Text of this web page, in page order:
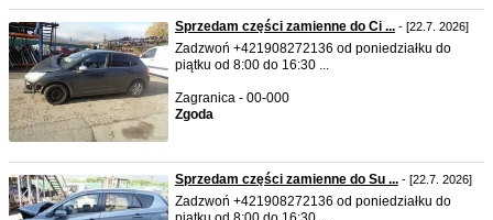
Sprzedam części zamienne do Ci ... - [22.7. 2026]
Zadzwoń +421908272136 od poniedziałku do
piątku od 8:00 do 16:30 ...
Zagranica - 00-000
Zgoda
Sprzedam części zamienne do Su ... - [22.7. 2026]
Zadzwoń +421908272136 od poniedziałku do